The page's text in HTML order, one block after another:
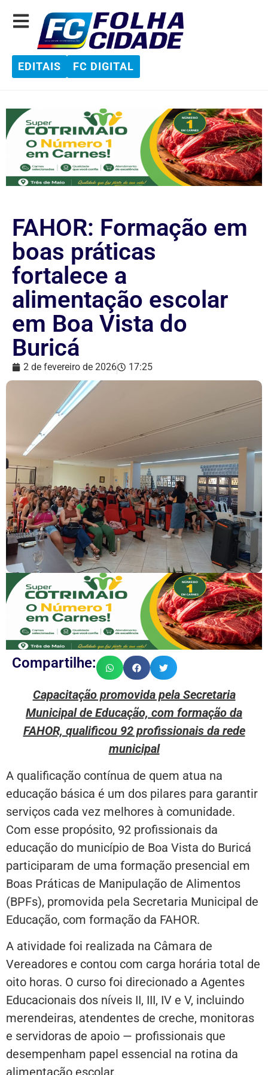
EDITAIS FC DIGITAL
FAHOR: Formação em
boas práticas
fortalece a
alimentação escolar
em Boa Vista do
Buricá
2 de fevereiro de 2026 17:25
Compartilhe:
Capacitação promovida pela Secretaria
Municipal de Educação, com formação da
FAHOR, qualificou 92 profissionais da rede
municipal
A qualificação contínua de quem atua na
educação básica é um dos pilares para garantir
serviços cada vez melhores à comunidade.
Com esse propósito, 92 profissionais da
educação do município de Boa Vista do Buricá
participaram de uma formação presencial em
Boas Práticas de Manipulação de Alimentos
(BPFs), promovida pela Secretaria Municipal de
Educação, com formação da FAHOR.
A atividade foi realizada na Câmara de
Vereadores e contou com carga horária total de
oito horas. O curso foi direcionado a Agentes
Educacionais dos níveis II, III, IV e V, incluindo
merendeiras, atendentes de creche, monitoras
e servidoras de apoio — profissionais que
desempenham papel essencial na rotina da
alimentação escolar.